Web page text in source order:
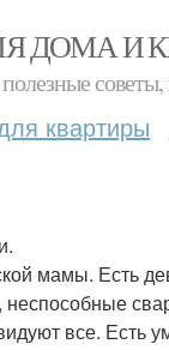
ДОМА И
квартиры
мамы. Есть
все. Есть